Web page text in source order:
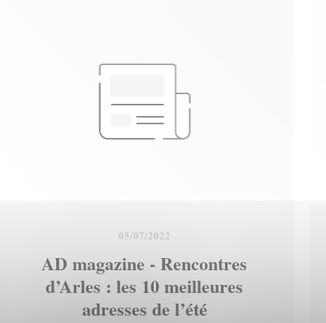
05/07/2022
AD magazine - Rencontres
d’Arles : les 10 meilleures
adresses de l’été